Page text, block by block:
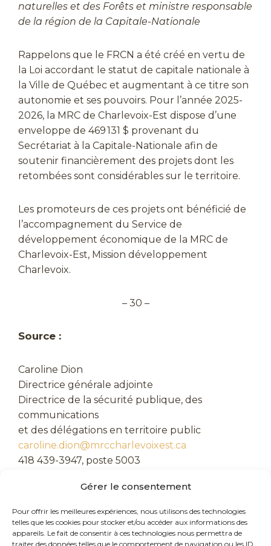
Gérer le consentement
Pour offrir les meilleures expériences, nous utilisons des technologies
telles que les cookies pour stocker et/ou accéder aux informations des
appareils. Le fait de consentir à ces technologies nous permettra de
traiter des données telles que le comportement de navigation ou les ID
naturelles et des Forêts et ministre responsable
de la région de la Capitale-Nationale
Rappelons que le FRCN a été créé en vertu de
la Loi accordant le statut de capitale nationale à
la Ville de Québec et augmentant à ce titre son
autonomie et ses pouvoirs. Pour l’année 2025-
2026, la MRC de Charlevoix-Est dispose d’une
enveloppe de 469 131 $ provenant du
Secrétariat à la Capitale-Nationale afin de
soutenir financièrement des projets dont les
retombées sont considérables sur le territoire.
Les promoteurs de ces projets ont bénéficié de
l’accompagnement du Service de
développement économique de la MRC de
Charlevoix-Est, Mission développement
Charlevoix.
– 30 –
Source :
Caroline Dion
Directrice générale adjointe
Directrice de la sécurité publique, des
communications
et des délégations en territoire public
caroline.dion@mrccharlevoixest.ca
418 439-3947, poste 5003